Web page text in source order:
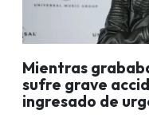
Mientras
sufre grave
ingresado de